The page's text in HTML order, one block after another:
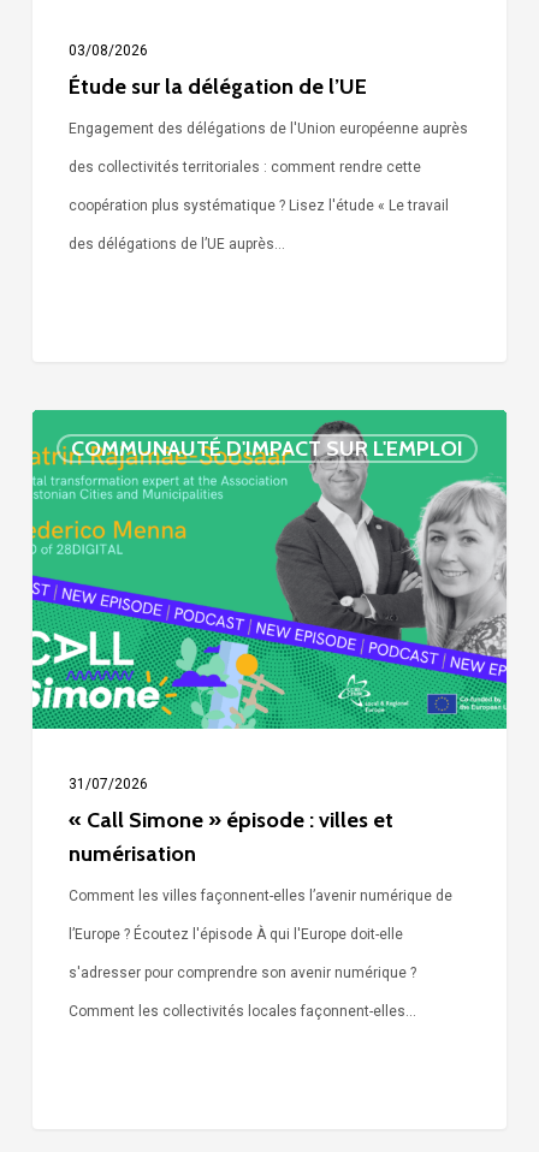
03/08/2026
Étude sur la délégation de l’UE
Engagement des délégations de l'Union européenne auprès
des collectivités territoriales : comment rendre cette
coopération plus systématique ? Lisez l'étude « Le travail
des délégations de l’UE auprès…
COMMUNAUTÉ D'IMPACT SUR L'EMPLOI
Simone »
épisode
:
villes
et
numérisation
31/07/2026
« Call Simone » épisode : villes et
numérisation
Comment les villes façonnent-elles l’avenir numérique de
l’Europe ? Écoutez l'épisode À qui l'Europe doit-elle
s'adresser pour comprendre son avenir numérique ?
Comment les collectivités locales façonnent-elles…